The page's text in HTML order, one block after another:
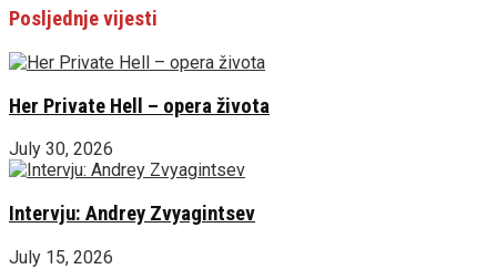
Posljednje vijesti
Her Private Hell – opera života
July 30, 2026
Intervju: Andrey Zvyagintsev
July 15, 2026